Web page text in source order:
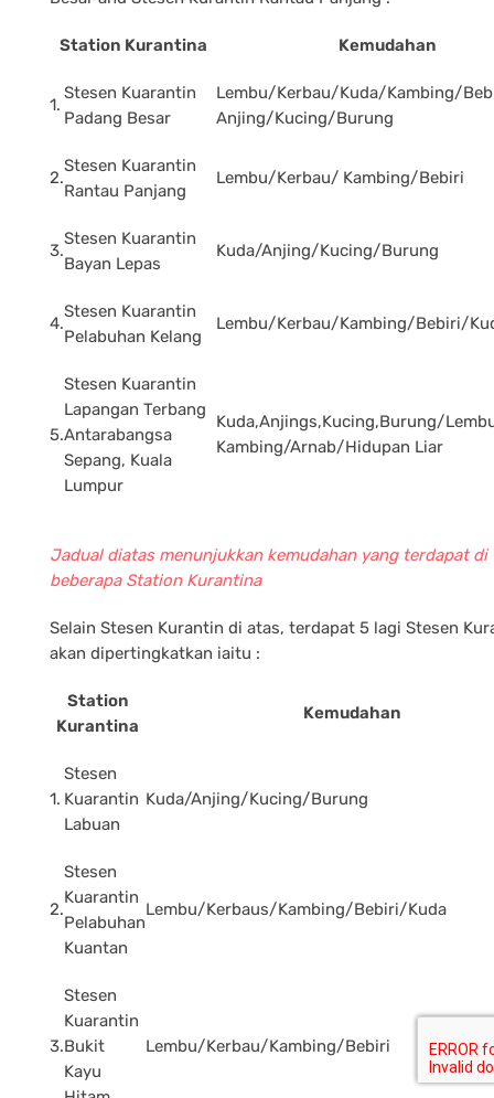
Station Kurantina Kemudahan
1.
Stesen Kuarantin
Padang Besar
Lembu/Kerbau/Kuda/Kambing/
Anjing/Kucing/Burung
2.
Stesen Kuarantin
Rantau Panjang
Lembu/Kerbau/ Kambing/Bebiri
3.
Stesen Kuarantin
Bayan Lepas
Kuda/Anjing/Kucing/Burung
4.
Stesen Kuarantin
Pelabuhan Kelang
Lembu/Kerbau/Kambing/Bebiri/
5.
Stesen Kuarantin
Lapangan Terbang
Antarabangsa
Sepang, Kuala
Lumpur
Kuda,Anjings,Kucing,Burung/
Kambing/Arnab/Hidupan Liar
Jadual diatas menunjukkan kemudahan yang terdapat di
beberapa Station Kurantina
Selain Stesen Kurantin di atas, terdapat 5 lagi Stesen
akan dipertingkatkan iaitu :
Station
Kurantina
Kemudahan
1.
Stesen
Kuarantin
Labuan
Kuda/Anjing/Kucing/Burung
2.
Stesen
Kuarantin
Pelabuhan
Kuantan
Lembu/Kerbaus/Kambing/Bebiri/Kuda
3.
Stesen
Kuarantin
Bukit
Kayu
Lembu/Kerbau/Kambing/Bebiri